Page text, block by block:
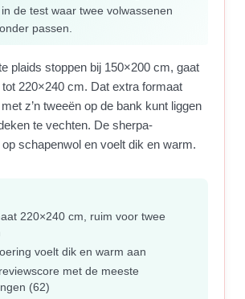
de test waar twee volwassenen
passen.
plaids stoppen bij 150×200 cm, gaat
220×240 cm. Dat extra formaat
z’n tweeën op de bank kunt liggen
te vechten. De sherpa-
schapenwol en voelt dik en warm.
220×240 cm, ruim voor twee
voelt dik en warm aan
met de meeste
(62)